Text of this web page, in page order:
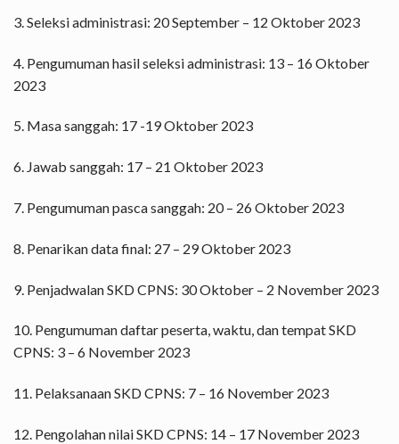
3. Seleksi administrasi: 20 September – 12 Oktober 2023
4. Pengumuman hasil seleksi administrasi: 13 – 16 Oktober
2023
5. Masa sanggah: 17 -19 Oktober 2023
6. Jawab sanggah: 17 – 21 Oktober 2023
7. Pengumuman pasca sanggah: 20 – 26 Oktober 2023
8. Penarikan data final: 27 – 29 Oktober 2023
9. Penjadwalan SKD CPNS: 30 Oktober – 2 November 2023
10. Pengumuman daftar peserta, waktu, dan tempat SKD
CPNS: 3 – 6 November 2023
11. Pelaksanaan SKD CPNS: 7 – 16 November 2023
12. Pengolahan nilai SKD CPNS: 14 – 17 November 2023